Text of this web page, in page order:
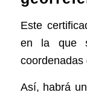
Este
en la que
coordenadas
Así, habrá